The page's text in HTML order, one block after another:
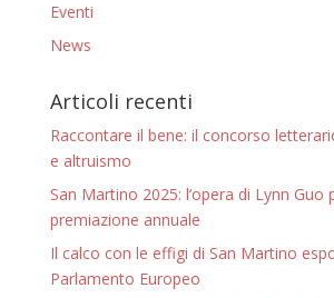
Eventi
News
Articoli recenti
Raccontare il bene: il concorso
e altruismo
San Martino 2025: l’opera di Lynn Guo
premiazione annuale
Il calco con le effigi di San Martino
Parlamento Europeo